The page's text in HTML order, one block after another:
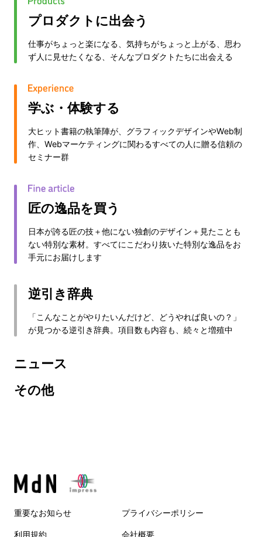
プロダクトに出会う
仕事がちょっと楽になる、気持ちがちょっと上がる、思わ
ず人に見せたくなる、そんなプロダクトたちに出会える
学ぶ・体験する
大ヒット書籍の執筆陣が、グラフィックデザインやWeb制
作、Webマーケティングに関わるすべての人に贈る信頼の
セミナー群
匠の逸品を買う
日本が誇る匠の技＋他にない独創のデザイン＋見たことも
ない特別な素材。すべてにこだわり抜いた特別な逸品をお
手元にお届けします
逆引き辞典
「こんなことがやりたいんだけど、どうやれば良いの？」
が見つかる逆引き辞典。項目数も内容も、続々と増殖中
ニュース
その他
重要なお知らせ プライバシーポリシー
利用規約 会社概要